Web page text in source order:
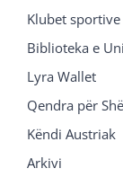
Klubet sportive
Biblioteka e
Lyra Wallet
Qendra për
Këndi Austriak
Arkivi